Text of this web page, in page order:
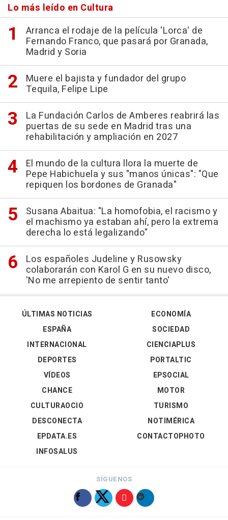
Lo más leído en Cultura
Arranca el rodaje de la película 'Lorca' de
Fernando Franco, que pasará por Granada,
Madrid y Soria
Muere el bajista y fundador del grupo
Tequila, Felipe Lipe
La Fundación Carlos de Amberes reabrirá las
puertas de su sede en Madrid tras una
rehabilitación y ampliación en 2027
El mundo de la cultura llora la muerte de
Pepe Habichuela y sus "manos únicas": "Que
repiquen los bordones de Granada"
Susana Abaitua: "La homofobia, el racismo y
el machismo ya estaban ahí, pero la extrema
derecha lo está legalizando"
Los españoles Judeline y Rusowsky
colaborarán con Karol G en su nuevo disco,
'No me arrepiento de sentir tanto'
ÚLTIMAS NOTICIAS
ESPAÑA
INTERNACIONAL
DEPORTES
VÍDEOS
ECONOMÍA
SOCIEDAD
CIENCIAPLUS
PORTALTIC
EPSOCIAL
CHANCE
CULTURAOCIO
DESCONECTA
EPDATA.ES
INFOSALUS
MOTOR
TURISMO
NOTIMÉRICA
CONTACTOPHOTO
SÍGUENOS